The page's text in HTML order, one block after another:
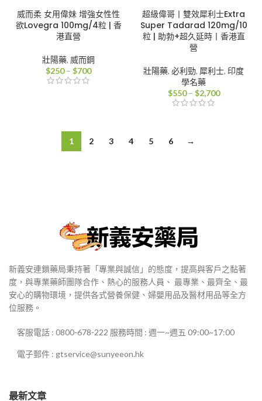
威而柔 女用偉妹 增強女性性
欲Lovegra 100mg/4粒 | 香
港直營
壯陽藥, 威而鋼
$250 – $700價
$700
超級偉哥丨雙效犀利士Extra
Super Tadarad 120mg/10
粒 | 助勃+超久延時丨香港直
營
壯陽藥, 必利勁, 犀利士, 印度
學名藥
$550 – $2,700價
1 2 3 4 5 6 →
新義安連鎖藥局秉持著「專業與誠信」的態度，提高與客戶之黏著
度，與專業藥師團隊合作、熱心的服務人員、 最專業、最齊全、最
安心的購物環境，提供各式營養保健、婦嬰用品及醫材用品等全方
位服務。
客服電話 : 0800-678-222 服務時間 : 週一~週五 09:00~17:00
電子郵件 : gtservice@sunyeeon.hk
最新文章